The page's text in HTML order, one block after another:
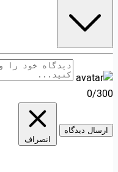
0/300
ارسال دیدگاه
انصراف